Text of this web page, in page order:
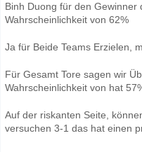
Binh Duong für den Gewinner
Wahrscheinlichkeit von 62%
Ja für Beide Teams Erzielen,
Für Gesamt Tore sagen wir
Wahrscheinlichkeit von hat
Auf der riskanten Seite,
versuchen 3-1 das hat einen